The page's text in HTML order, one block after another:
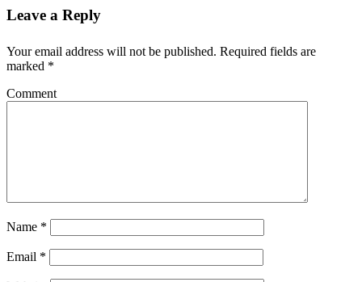
Leave a Reply
Your email address will not be published. Required fields are
marked *
Comment
Name *
Email *